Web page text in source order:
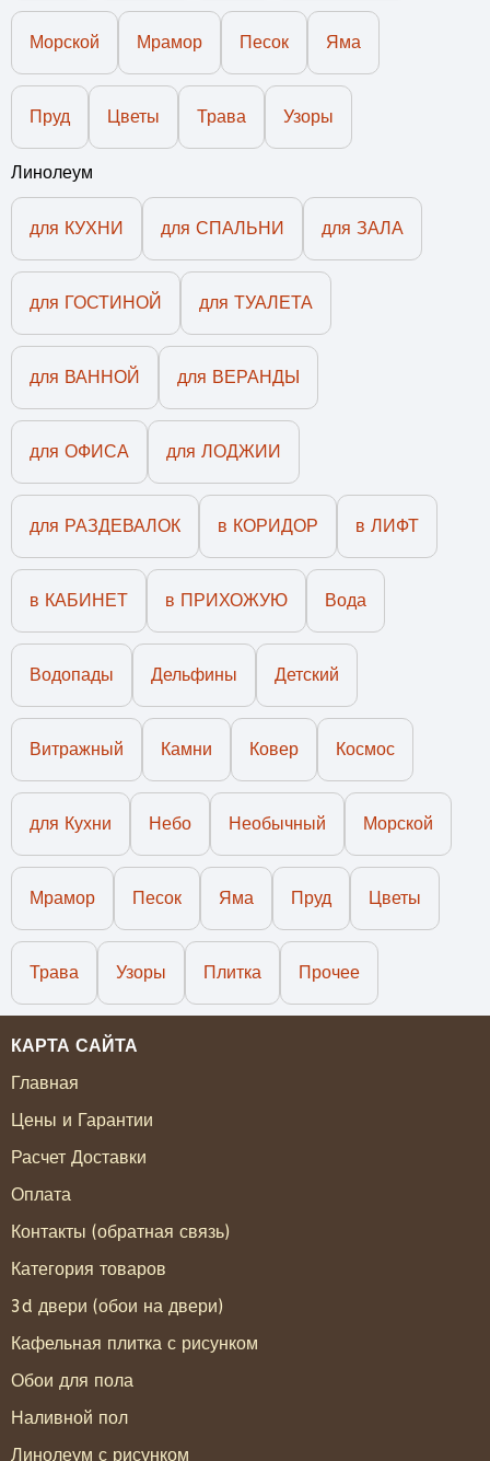
Морской Мрамор Песок Яма
Пруд Цветы Трава Узоры
Линолеум
для КУХНИ для СПАЛЬНИ для ЗАЛА
для ГОСТИНОЙ для ТУАЛЕТА
для ВАННОЙ для ВЕРАНДЫ
для ОФИСА для ЛОДЖИИ
для РАЗДЕВАЛОК в КОРИДОР в ЛИФТ
в КАБИНЕТ в ПРИХОЖУЮ Вода
Водопады Дельфины Детский
Витражный Камни Ковер Космос
для Кухни Небо Необычный Морской
Мрамор Песок Яма Пруд Цветы
Трава Узоры Плитка Прочее
КАРТА САЙТА
Главная
Цены и Гарантии
Расчет Доставки
Оплата
Контакты (обратная связь)
Категория товаров
3d двери (обои на двери)
Кафельная плитка с рисунком
Обои для пола
Наливной пол
Линолеум с рисунком